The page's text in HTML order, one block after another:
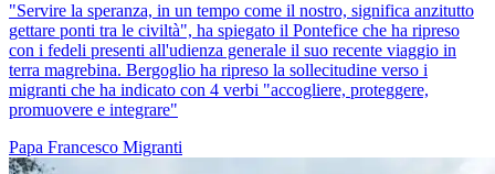
"Servire la speranza, in un tempo come il nostro, significa anzitutto
gettare ponti tra le civiltà", ha spiegato il Pontefice che ha ripreso
con i fedeli presenti all'udienza generale il suo recente viaggio in
terra magrebina. Bergoglio ha ripreso la sollecitudine verso i
migranti che ha indicato con 4 verbi "accogliere, proteggere,
promuovere e integrare"
Papa Francesco Migranti